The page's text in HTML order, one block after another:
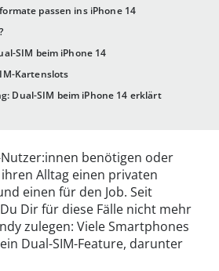
passen ins iPhone 14
SIM beim iPhone 14
Kartenslots
Dual-SIM beim iPhone 14 erklärt
benötigen oder
Alltag einen privaten
einen für den Job. Seit
Dir für diese Fälle nicht mehr
zulegen: Viele Smartphones
Dual-SIM-Feature, darunter